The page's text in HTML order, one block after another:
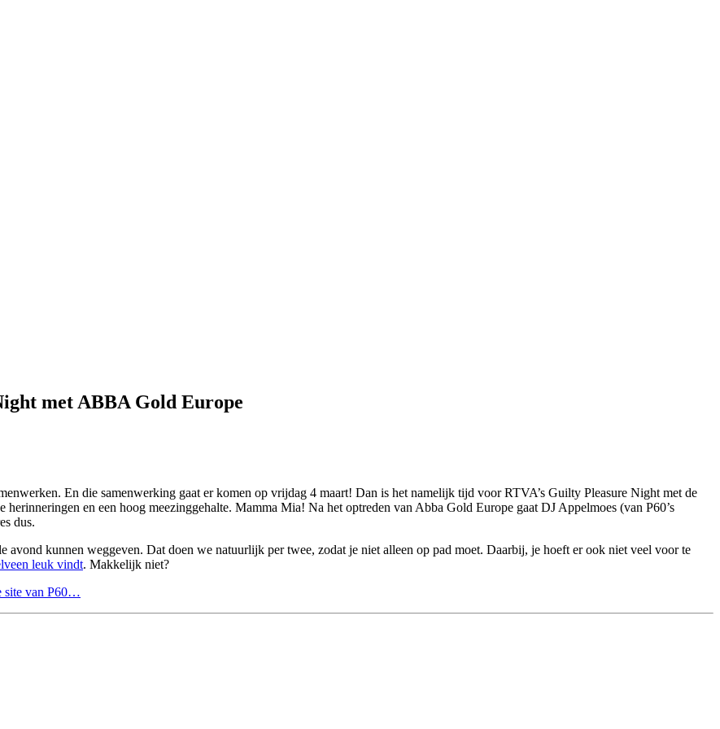
met ABBA Gold Europe
En die samenwerking gaat er komen op vrijdag 4 maart! Dan is het namelijk tijd voor RTVA’s Guilty Pleasure Night met de
en een hoog meezinggehalte. Mamma Mia! Na het optreden van Abba Gold Europe gaat DJ Appelmoes (van P60’s
dus.
avond kunnen weggeven. Dat doen we natuurlijk per twee, zodat je niet alleen op pad moet. Daarbij, je hoeft er ook niet veel voor te
leuk vindt. Makkelijk niet?
site van P60…